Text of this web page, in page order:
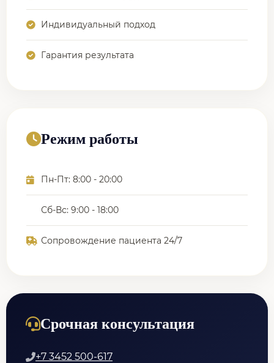
Индивидуальный подход
Гарантия результата
Режим работы
Пн-Пт: 8:00 - 20:00
Сб-Вс: 9:00 - 18:00
Сопровождение пациента 24/7
Срочная консультация
+7 3452 500-617